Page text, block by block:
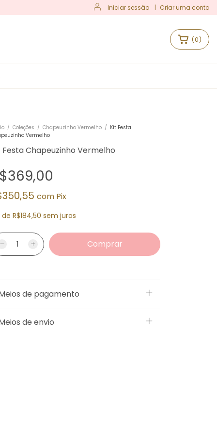
Iniciar sessão | Criar uma conta
(0)
/ Coleções / Chapeuzinho Vermelho / Kit Festa
Vermelho
Festa Chapeuzinho Vermelho
com Pix
de R$184,50 sem juros
de pagamento
de envio